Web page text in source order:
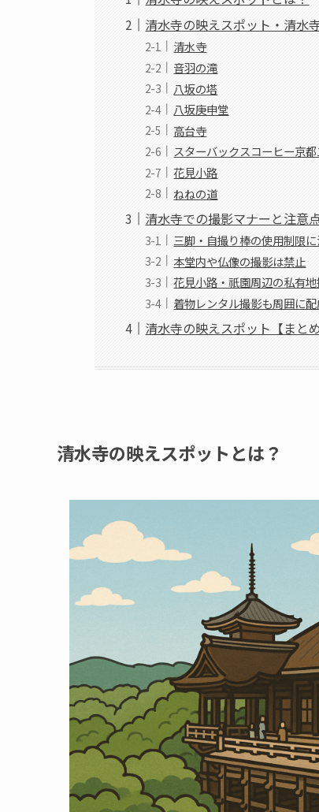
清水寺の映えスポット・清水
清水寺
音羽の滝
八坂の塔
八坂庚申堂
高台寺
スターバックスコーヒー京
花見小路
ねねの道
清水寺での撮影マナーと注意
三脚・自撮り棒の使用制限
本堂内や仏像の撮影は禁止
花見小路・祇園周辺の私有
着物レンタル撮影も周囲に
清水寺の映えスポット【まとめ
清水寺の映えスポットとは？